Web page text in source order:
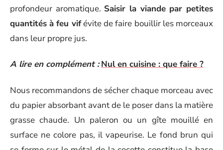
profondeur aromatique. Saisir la viande par petites
quantités à feu vifévite de faire bouillir les morceaux
dans leur propre jus.
A lire en complément : Nul en cuisine : que faire ?
Nous recommandons de sécher chaque morceau avec
du papier absorbant avant de le poser dans la matière
grasse chaude. Un paleron ou un gîte mouillé en
surface ne colore pas, il vapeurise. Le fond brun qui